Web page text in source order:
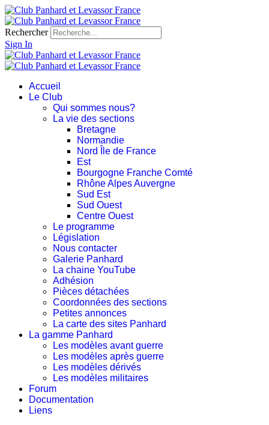
Rechercher
Sign In
Accueil
Le Club
Qui sommes nous?
La vie des sections
Bretagne
Normandie
Nord Île de France
Est
Bourgogne Franche Comté
Rhône Alpes Auvergne
Sud Est
Sud Ouest
Centre Ouest
Le programme
Législation
Nous contacter
Galerie Panhard
La chaine YouTube
Adhésion
Pièces détachées
Coordonnées des sections
Petites annonces
La carte des sites Panhard
La gamme Panhard
Les modèles avant guerre
Les modèles après guerre
Les modèles dérivés
Les modèles militaires
Forum
Documentation
Liens